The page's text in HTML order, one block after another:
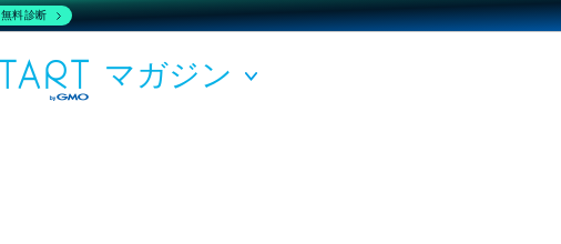
マガジン
無料診断